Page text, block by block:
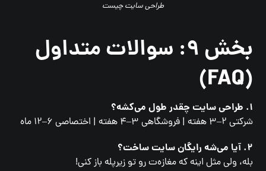
طراحی سایت چیست
بخش ۹: سوالات متداول
(FAQ)
۱. طراحی سایت چقدر طول می‌کشه؟
شرکتی ۲–۳ هفته | فروشگاهی ۳–۴ هفته | اختصاصی ۶–۱۲ ماه
۲. آیا می‌شه رایگان سایت ساخت؟
بله، ولی مثل اینه که مغازه‌ت رو تو زیرپله باز کنی!